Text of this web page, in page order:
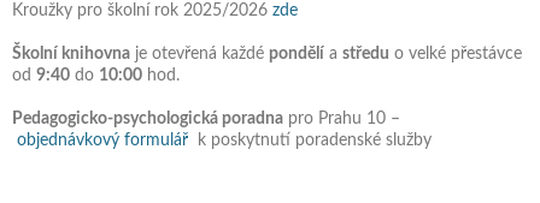
Kroužky pro školní rok 2025/2026 zde
Školní knihovna je otevřená každé pondělí a středu o velké přestávce
od 9:40 do 10:00 hod.
Pedagogicko-psychologická poradna pro Prahu 10 –
objednávkový formulář k poskytnutí poradenské služby